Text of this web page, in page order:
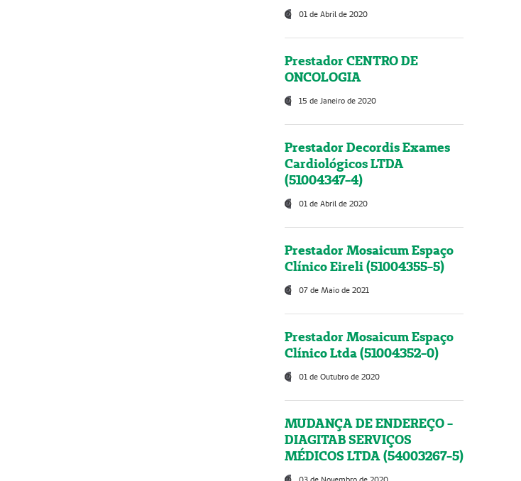
01 de Abril de 2020
Prestador CENTRO DE
ONCOLOGIA
15 de Janeiro de 2020
Prestador Decordis Exames
Cardiológicos LTDA
(51004347-4)
01 de Abril de 2020
Prestador Mosaicum Espaço
Clínico Eireli (51004355-5)
07 de Maio de 2021
Prestador Mosaicum Espaço
Clínico Ltda (51004352-0)
01 de Outubro de 2020
MUDANÇA DE ENDEREÇO -
DIAGITAB SERVIÇOS
MÉDICOS LTDA (54003267-5)